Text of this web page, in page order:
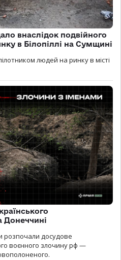
внаслідок подвійного
в Білопіллі на Сумщині
людей на ринку в місті
Донеччині
розпочали досудове
воєнного злочину рф —